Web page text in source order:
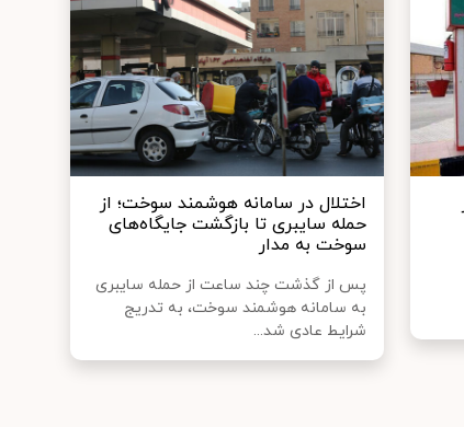
اختلال در سامانه هوشمند سوخت؛ از
حمله سایبری تا بازگشت جایگاه‌های
سوخت به مدار
پس از گذشت چند ساعت از حمله سایبری
به سامانه هوشمند سوخت، به تدریج
شرایط عادی شد...